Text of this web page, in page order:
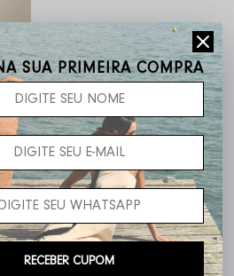
Ideais para quem busca um visual moderno,
sem abrir mão do conforto.
SUA PRIMEIRA COMPRA
RECEBER CUPOM